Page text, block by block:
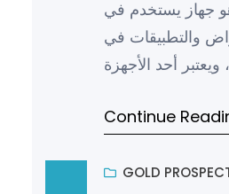
جهاز يستخدم في
والتطبيقات في
ويعتبر أحد الأجهزة
Continue
GOLD